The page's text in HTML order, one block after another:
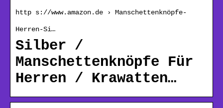
http s://www.amazon.de › Manschettenknöpfe-
Herren-Si…
Silber /
Manschettenknöpfe Für
Herren / Krawatten…